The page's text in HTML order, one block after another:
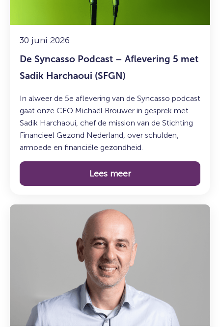
30 juni 2026
De Syncasso Podcast – Aflevering 5 met
Sadik Harchaoui (SFGN)
In alweer de 5e aflevering van de Syncasso podcast
gaat onze CEO Michaël Brouwer in gesprek met
Sadik Harchaoui, chef de mission van de Stichting
Financieel Gezond Nederland, over schulden,
armoede en financiële gezondheid.
Lees meer
Sadik
Harchaoui
Lees
teamleider
Overheid